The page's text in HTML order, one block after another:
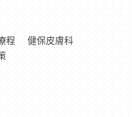
程
健保皮膚科